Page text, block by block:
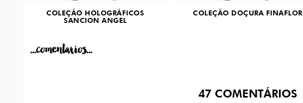
COLEÇÃO HOLOGRÁFICOS
SANCION ANGEL
COLEÇÃO DOÇURA FINAFLOR
...comentarios...
47 COMENTÁRIOS